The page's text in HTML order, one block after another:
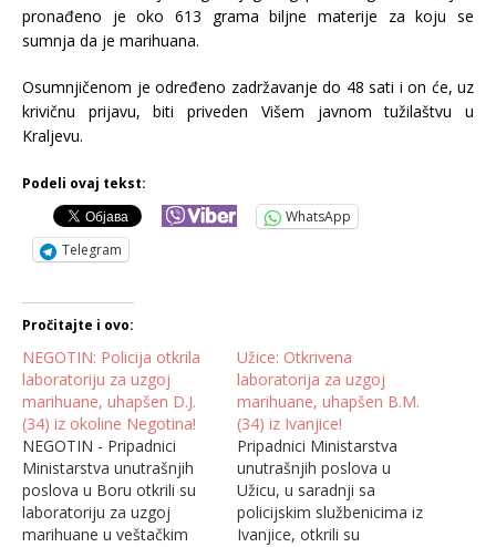
pronađeno je oko 613 grama biljne materije za koju se
sumnja da je marihuana.
Osumnjičenom je određeno zadržavanje do 48 sati i on će, uz
krivičnu prijavu, biti priveden Višem javnom tužilaštvu u
Kraljevu.
Podeli ovaj tekst:
WhatsApp
Telegram
Pročitajte i ovo:
NEGOTIN: Policija otkrila
laboratoriju za uzgoj
marihuane, uhapšen D.J.
(34) iz okoline Negotina!
NEGOTIN - Pripadnici
Ministarstva unutrašnjih
poslova u Boru otkrili su
laboratoriju za uzgoj
marihuane u veštačkim
Užice: Otkrivena
laboratorija za uzgoj
marihuane, uhapšen B.M.
(34) iz Ivanjice!
Pripadnici Ministarstva
unutrašnjih poslova u
Užicu, u saradnji sa
policijskim službenicima iz
Ivanjice, otkrili su